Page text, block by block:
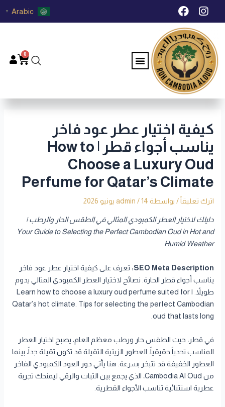
تخطي I
n
s
t
a
g
r
a
m
F
a
c
e
b
o
o
k
Arabic
▼
Menu
0
كيفية اختيار عطر عود فاخر
يناسب أجواء قطر | How to
Choose a Luxury Oud
Perfume for Qatar’s Climate
اترك تعليقاً / بواسطة admin /14 يونيو 2026
دليلك لاختيار العطر الكمبودي المثالي في الطقس الحار والرطب |
Your Guide to Selecting the Perfect Cambodian Oud in Hot and
Humid Weather
SEO Meta Description: تعرف على كيفية اختيار عطر عود فاخر
يناسب أجواء قطر الحارة. نصائح لاختيار العطر الكمبودي المثالي يدوم
طويلاً. | Learn how to choose a luxury oud perfume suited for
Qatar’s hot climate. Tips for selecting the perfect Cambodian
oud that lasts long.
في قطر، حيث الطقس حار ورطب معظم العام، يصبح اختيار العطر
المناسب تحدياً حقيقياً. العطور الزيتية الثقيلة قد تكون ثقيلة جداً، بينما
العطور الخفيفة قد تتبخر بسرعة. هنا يأتي دور العود الكمبودي الفاخر
من Cambodia Al Oud، الذي يجمع بين الثبات والرقي ليمنحك تجربة
عطرية استثنائية تناسب الأجواء القطرية.
Post
navigation